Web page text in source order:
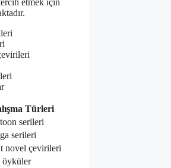
Türleri
serileri
serileri
novel çevirileri
öyküler